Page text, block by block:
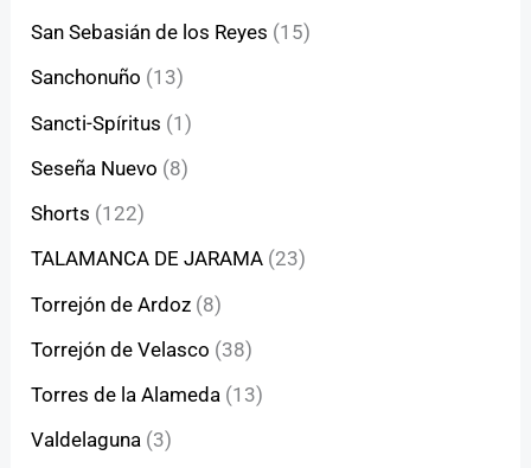
San Sebasián de los Reyes (15)
Sanchonuño (13)
Sancti-Spíritus (1)
Seseña Nuevo (8)
Shorts (122)
TALAMANCA DE JARAMA (23)
Torrejón de Ardoz (8)
Torrejón de Velasco (38)
Torres de la Alameda (13)
Valdelaguna (3)